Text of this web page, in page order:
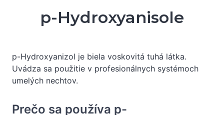
p-Hydroxyanisole
p-Hydroxyanizol je biela voskovitá tuhá látka.
Uvádza sa použitie v profesionálnych systémoch
umelých nechtov.
Prečo sa používa p-